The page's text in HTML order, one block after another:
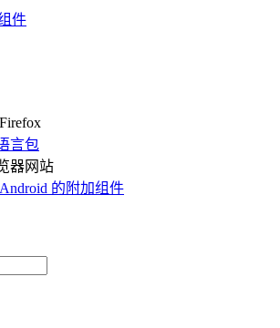
件
言包
器网站
的附加组件